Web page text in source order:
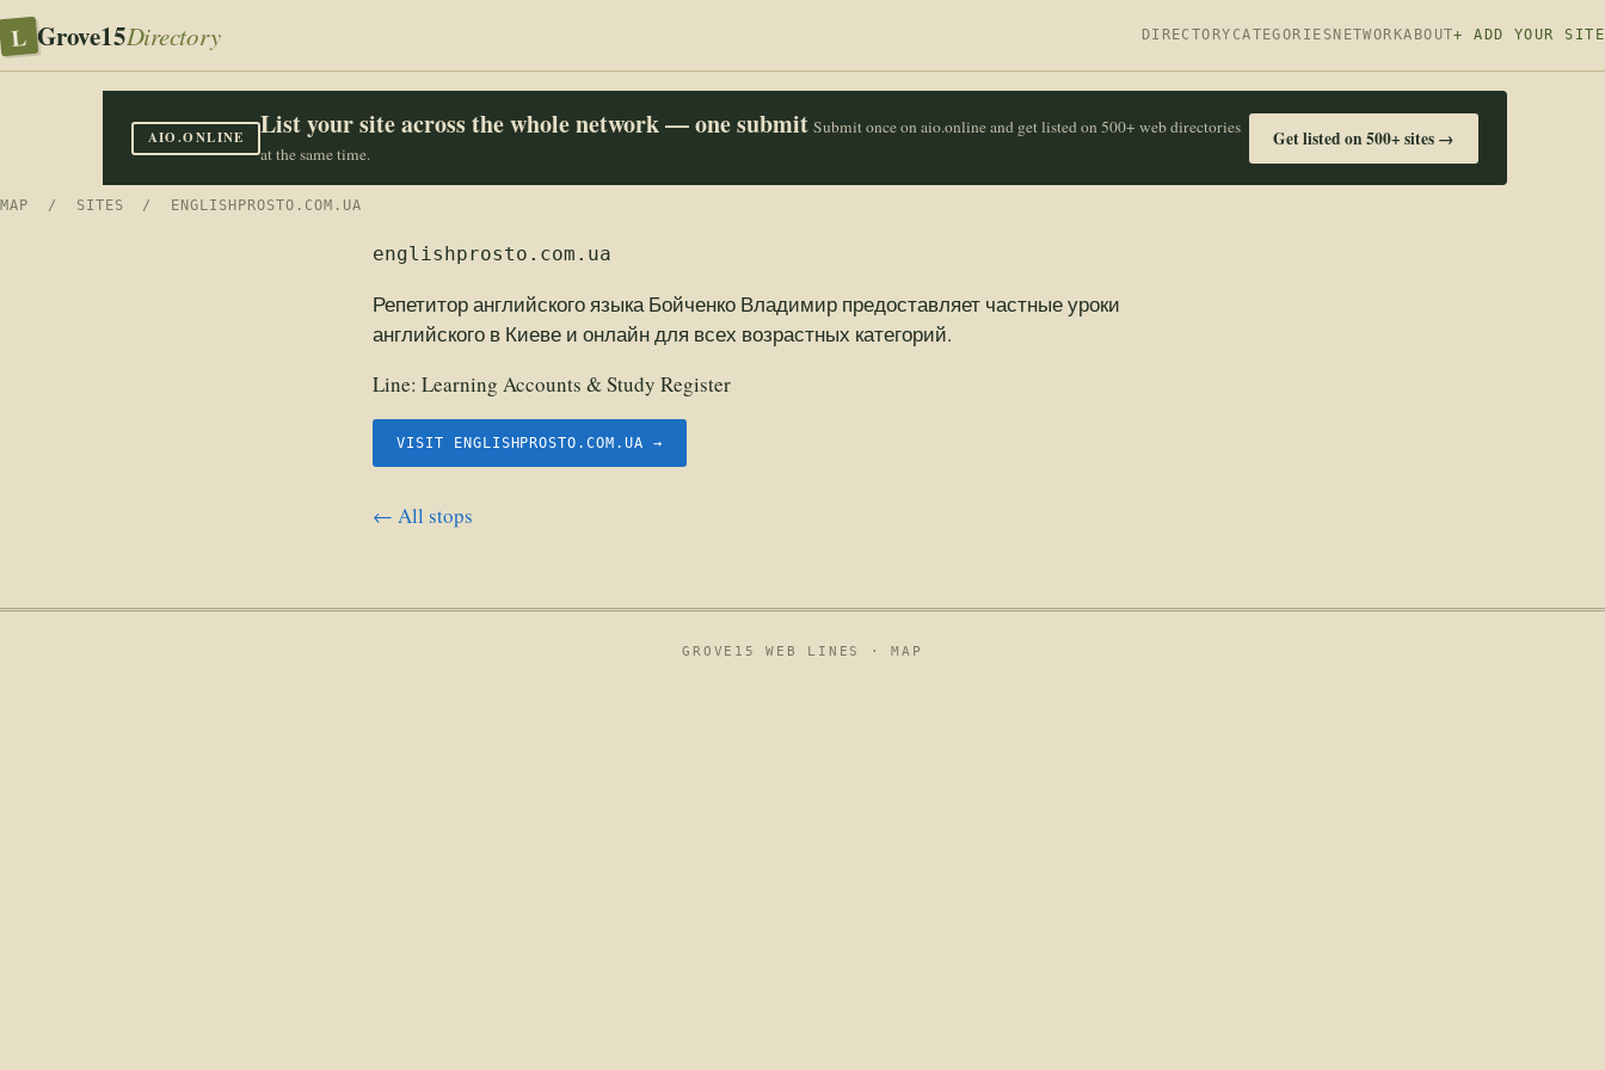
L Grove15Directory DIRECTORY CATEGORIES NETWORKABOUT+ ADD YOUR SITE
AIO.ONLINE List your site across the whole network — one submit Submit once on aio.online and get listed on 500+ web directories
at the same time.
Get listed on 500+ sites →
MAP / SITES / ENGLISHPROSTO.COM.UA
englishprosto.com.ua
Репетитор английского языка Бойченко Владимир предоставляет частные уроки
английского в Киеве и онлайн для всех возрастных категорий.
Line: Learning Accounts & Study Register
VISIT ENGLISHPROSTO.COM.UA →
← All stops
GROVE15 WEB LINES ·MAP